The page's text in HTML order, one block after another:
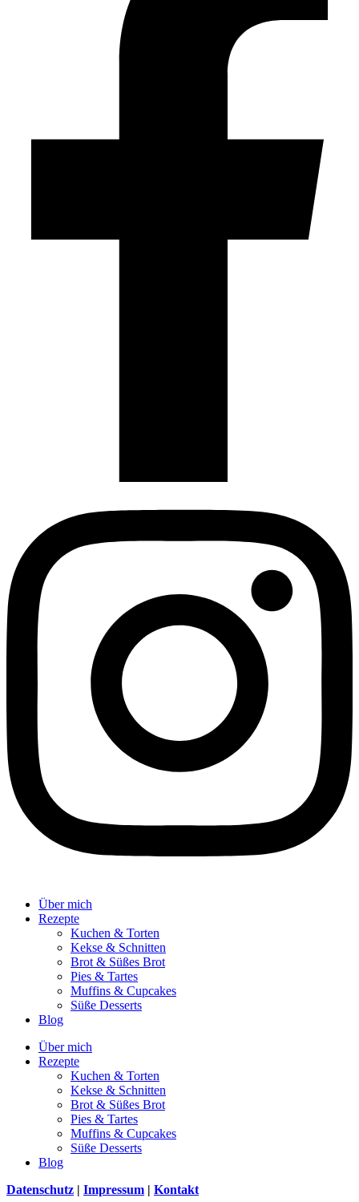
Über mich
Rezepte
Kuchen & Torten
Kekse & Schnitten
Brot & Süßes Brot
Pies & Tartes
Muffins & Cupcakes
Süße Desserts
Blog
Über mich
Rezepte
Kuchen & Torten
Kekse & Schnitten
Brot & Süßes Brot
Pies & Tartes
Muffins & Cupcakes
Süße Desserts
Blog
Datenschutz | Impressum | Kontakt